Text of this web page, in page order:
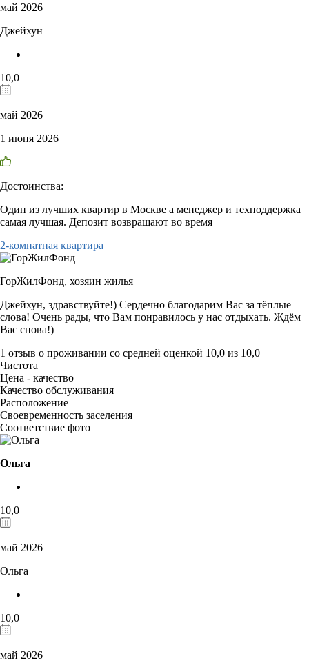
май 2026
Джейхун
10,0
май 2026
1 июня 2026
Достоинства:
Один из лучших квартир в Москве а менеджер и техподдержка
самая лучшая. Депозит возвращают во время
2-комнатная квартира
ГорЖилФонд, хозяин жилья
Джейхун, здравствуйте!) Сердечно благодарим Вас за тёплые
слова! Очень рады, что Вам понравилось у нас отдыхать. Ждём
Вас снова!)
1 отзыв о проживании со средней оценкой 10,0 из 10,0
Чистота
Цена - качество
Качество обслуживания
Расположение
Своевременность заселения
Соответствие фото
Ольга
10,0
май 2026
Ольга
10,0
май 2026